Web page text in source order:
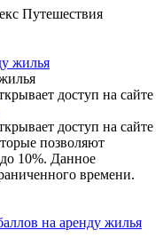
Путешествия
доступ на сайте
доступ на сайте
позволяют
10%. Данное
времени.